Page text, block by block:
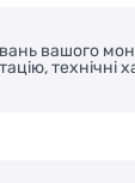
вашого
технічні